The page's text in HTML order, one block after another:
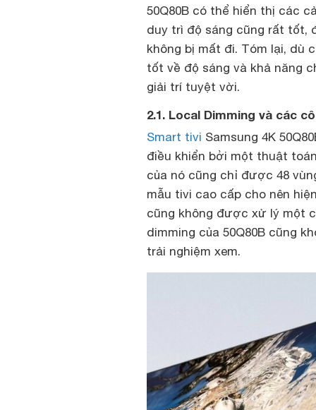
50Q80B có thể hiển thị các
duy trì độ sáng cũng rất tốt,
không bị mất đi. Tóm lại, dù
tốt về độ sáng và khả năng
giải trí tuyệt vời.
2.1. Local Dimming và các
Smart tivi Samsung 4K
điều khiển bởi một thuật
của nó cũng chỉ được 48
mẫu tivi cao cấp cho nên
cũng không được xử lý một
dimming của 50Q80B cũng
trải nghiệm xem.